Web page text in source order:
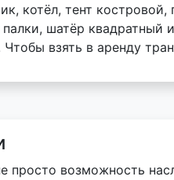
котёл, тент
шатёр квадратный
взять в аренду
просто возможность